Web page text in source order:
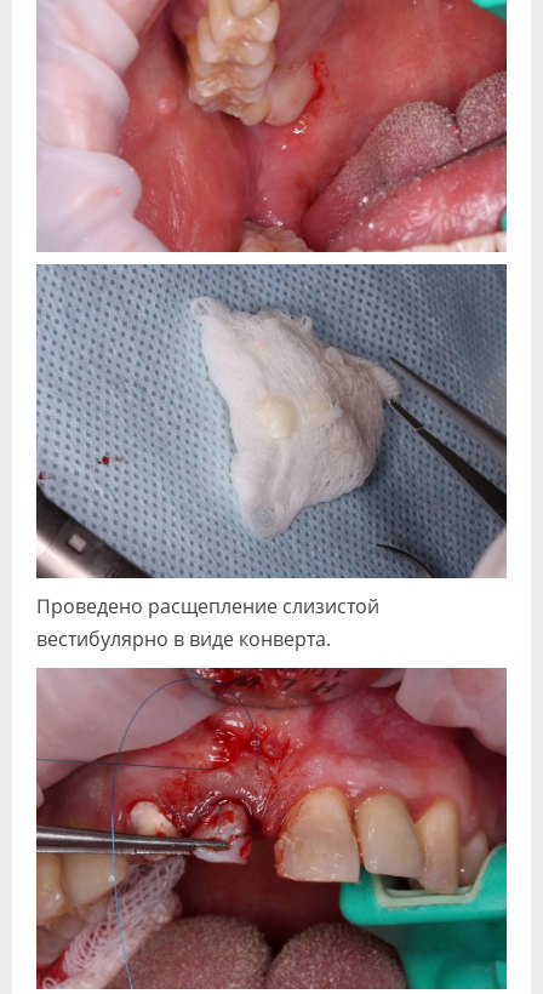
Проведено расщепление слизистой
вестибулярно в виде конверта.